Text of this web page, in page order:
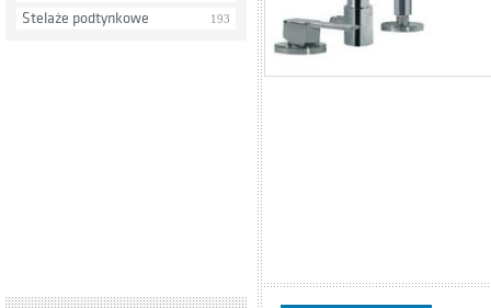
Stelaże podtynkowe 193